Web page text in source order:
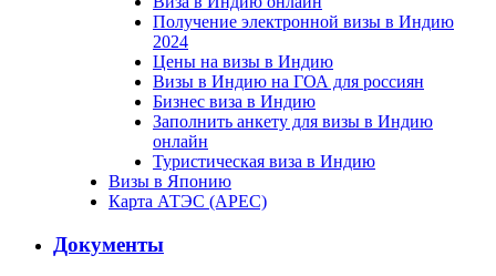
Получение электронной визы в Индию
2024
Цены на визы в Индию
Визы в Индию на ГОА для россиян
Бизнес виза в Индию
Заполнить анкету для визы в Индию
онлайн
Туристическая виза в Индию
Визы в Японию
Карта АТЭС (APEC)
Документы